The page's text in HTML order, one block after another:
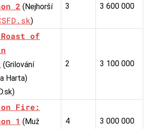
2 (Nejhorší
)
3 3 600 000
of
(Grilování
Harta)
2 3 100 000
on Fire:
1 (Muž
4 3 000 000